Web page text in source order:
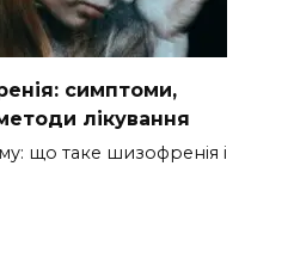
симптоми,
лікування
що таке шизофренія і